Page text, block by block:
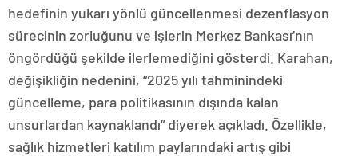
hedefinin yukarı yönlü güncellenmesi dezenflasyon
sürecinin zorluğunu ve işlerin Merkez Bankası’nın
öngördüğü şekilde ilerlemediğini gösterdi. Karahan,
değişikliğin nedenini, “2025 yılı tahminindeki
güncelleme, para politikasının dışında kalan
unsurlardan kaynaklandı” diyerek açıkladı. Özellikle,
sağlık hizmetleri katılım paylarındaki artış gibi